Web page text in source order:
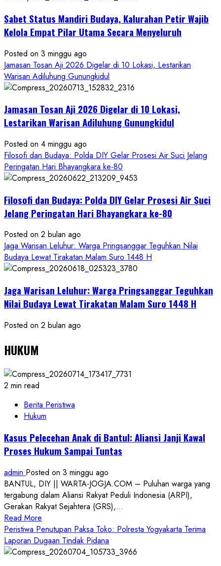
Nasional,
Ruwatan
Petilasan
Sendangwangi
Mohon
Restu
Hayuning
Bawono
Sabet Status Mandiri Budaya, Kalurahan Petir Wajib
Kelola Empat Pilar Utama Secara Menyeluruh
Posted on 3 minggu ago
Jamasan Tosan Aji 2026 Digelar di 10 Lokasi, Lestarikan
Warisan Adiluhung Gunungkidul
Jamasan Tosan Aji 2026 Digelar di 10 Lokasi,
Lestarikan Warisan Adiluhung Gunungkidul
Posted on 4 minggu ago
Filosofi dan Budaya: Polda DIY Gelar Prosesi Air Suci Jelang
Peringatan Hari Bhayangkara ke-80
Filosofi dan Budaya: Polda DIY Gelar Prosesi Air Suci
Jelang Peringatan Hari Bhayangkara ke-80
Posted on 2 bulan ago
Jaga Warisan Leluhur: Warga Pringsanggar Teguhkan Nilai
Budaya Lewat Tirakatan Malam Suro 1448 H
Jaga Warisan Leluhur: Warga Pringsanggar Teguhkan
Nilai Budaya Lewat Tirakatan Malam Suro 1448 H
Posted on 2 bulan ago
HUKUM
2 min read
Berita Peristiwa
Hukum
Kasus Pelecehan Anak di Bantul: Aliansi Janji Kawal
Proses Hukum Sampai Tuntas
admin Posted on 3 minggu ago
BANTUL, DIY || WARTA-JOGJA.COM – Puluhan warga yang
tergabung dalam Aliansi Rakyat Peduli Indonesia (ARPI),
Gerakan Rakyat Sejahtera (GRS),...
Read More
more
about
Kasus
Peristiwa Penutupan Paksa Toko: Polresta Yogyakarta Terima
Laporan Dugaan Tindak Pidana